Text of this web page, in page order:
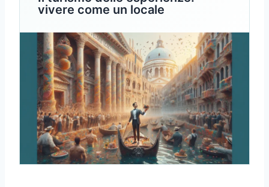
vivere come un locale